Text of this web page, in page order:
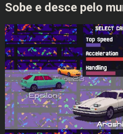
Sobe e desce pelo